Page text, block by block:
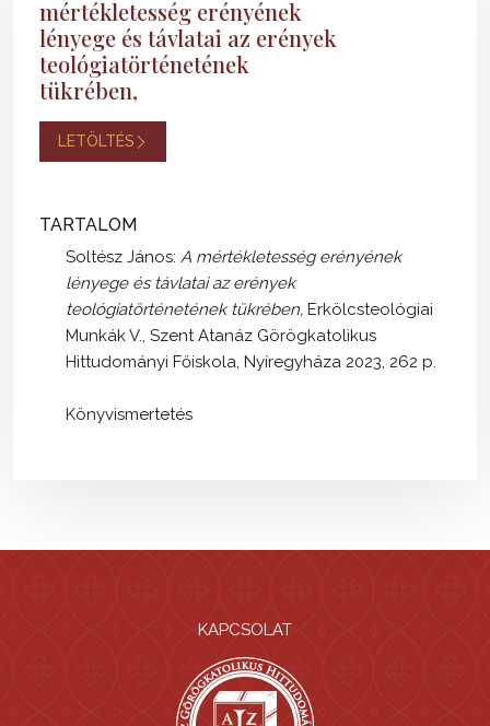
mértékletesség erényének
lényege és távlatai az erények
teológiatörténetének
tükrében,
LETÖLTÉS
TARTALOM
Soltész János: A mértékletesség erényének
lényege és távlatai az erények
teológiatörténetének tükrében, Erkölcsteológiai
Munkák V., Szent Atanáz Görögkatolikus
Hittudományi Főiskola, Nyíregyháza 2023, 262 p.
Könyvismertetés
KAPCSOLAT